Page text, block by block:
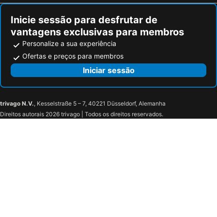
Inicie sessão para desfrutar de
vantagens exclusivas para membros
Personalize a sua experiência
Ofertas e preços para membros
Iniciar sessão
trivago N.V., Kesselstraße 5 – 7, 40221 Düsseldorf, Alemanha
Direitos autorais 2026 trivago | Todos os direitos reservados.